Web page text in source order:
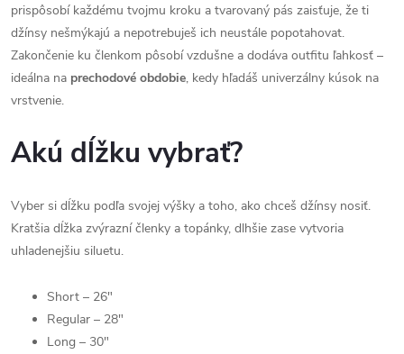
prispôsobí každému tvojmu kroku a tvarovaný pás zaisťuje, že ti
džínsy nešmýkajú a nepotrebuješ ich neustále popotahovat.
Zakončenie ku členkom pôsobí vzdušne a dodáva outfitu ľahkosť –
ideálna na prechodové obdobie, kedy hľadáš univerzálny kúsok na
vrstvenie.
Akú dĺžku vybrať?
Vyber si dĺžku podľa svojej výšky a toho, ako chceš džínsy nosiť.
Kratšia dĺžka zvýrazní členky a topánky, dlhšie zase vytvoria
uhladenejšiu siluetu.
Short – 26"
Regular – 28"
Long – 30"